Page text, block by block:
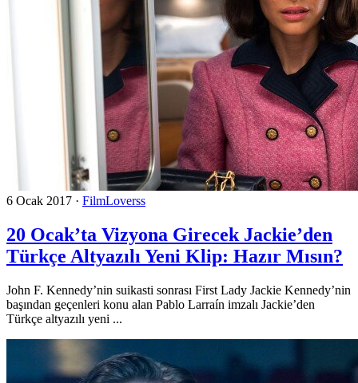
6 Ocak 2017 · FilmLoverss
20 Ocak’ta Vizyona Girecek Jackie’den
Türkçe Altyazılı Yeni Klip: Hazır Mısın?
John F. Kennedy’nin suikasti sonrası First Lady Jackie Kennedy’nin
başından geçenleri konu alan Pablo Larraín imzalı Jackie’den
Türkçe altyazılı yeni ...